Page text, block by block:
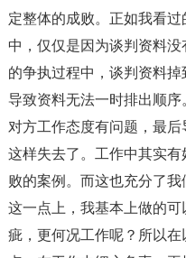
定整体的成败。正如我看
中，仅仅是因为谈判资料
的争执过程中，谈判资料掉
导致资料无法一时排出顺
对方工作态度有问题，最
这样失去了。工作中其实
败的案例。而这也充分了
这一点上，我基本上做的
疵，更何况工作呢？所以